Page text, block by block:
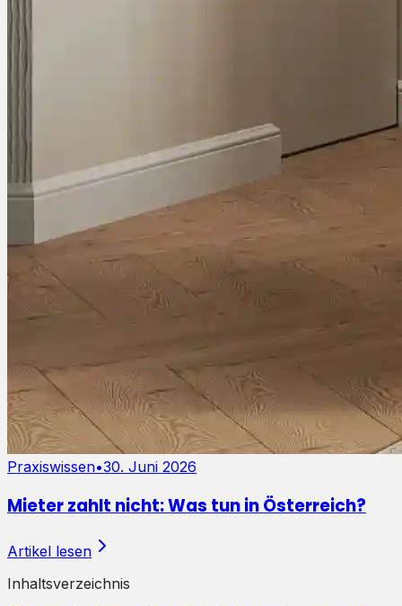
Praxiswissen•30. Juni 2026
Mieter zahlt nicht: Was tun in Österreich?
Artikel lesen
Inhaltsverzeichnis